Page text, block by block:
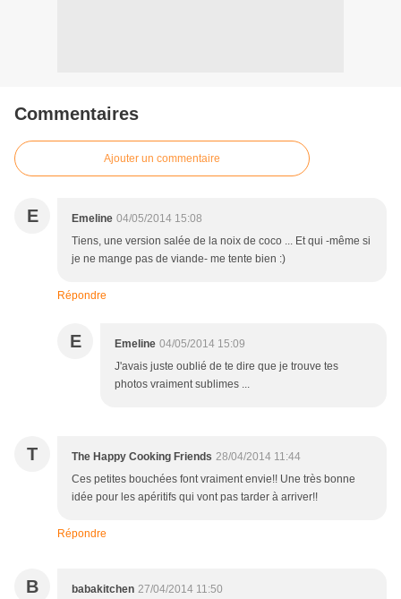
Commentaires
Ajouter un commentaire
E Emeline 04/05/2014 15:08
Tiens, une version salée de la noix de coco ... Et qui -même si
je ne mange pas de viande- me tente bien :)
Répondre
E Emeline 04/05/2014 15:09
J'avais juste oublié de te dire que je trouve tes
photos vraiment sublimes ...
T The Happy Cooking Friends 28/04/2014 11:44
Ces petites bouchées font vraiment envie!! Une très bonne
idée pour les apéritifs qui vont pas tarder à arriver!!
Répondre
B babakitchen 27/04/2014 11:50